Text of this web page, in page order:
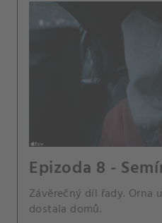
Epizoda 8 -
Závěrečný díl řady. Orna
dostala domů.